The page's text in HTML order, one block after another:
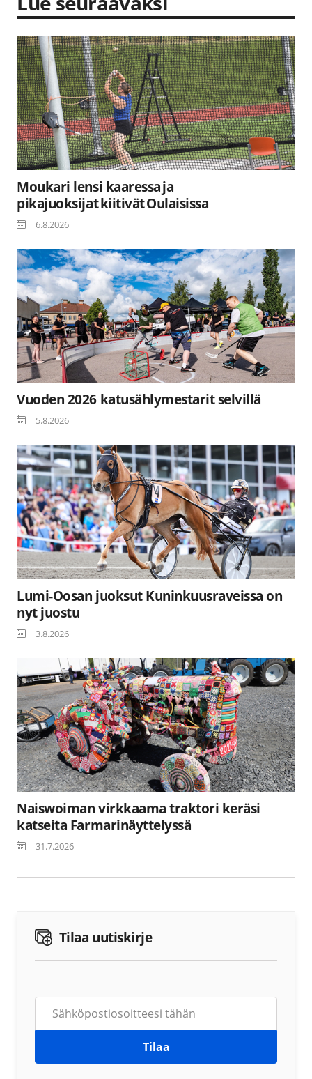
Moukari lensi kaaressa ja
pikajuoksijat kiitivät Oulaisissa
6.8.2026
Vuoden 2026 katusählymestarit selvillä
5.8.2026
Lumi-Oosan juoksut Kuninkuusraveissa on
nyt juostu
3.8.2026
Naiswoiman virkkaama traktori keräsi
katseita Farmarinäyttelyssä
31.7.2026
Tilaa uutiskirje
Tilaa